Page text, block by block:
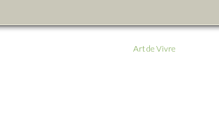
Art de Vivre